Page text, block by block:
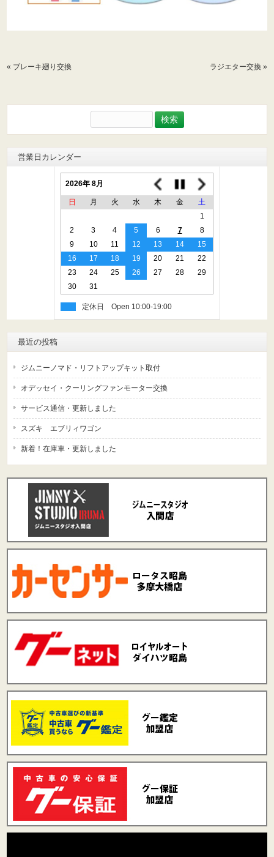
« ブレーキ廻り交換 ラジエター交換 »
索:
営業日カレンダー
2026年 8月
日 月 火 水 木 金
土
1
2
3 4 5 6 7
8
9
10 11 12 13 14
15
16
17 18 19 20 21
22
23
24 25 26 27 28
29
30
31
定休日
最近の投稿
ジムニーノマド・リフトアップキット取付
オデッセイ・クーリングファンモーター交換
サービス通信・更新しました
スズキ エブリィワゴン
新着！在庫車・更新しました